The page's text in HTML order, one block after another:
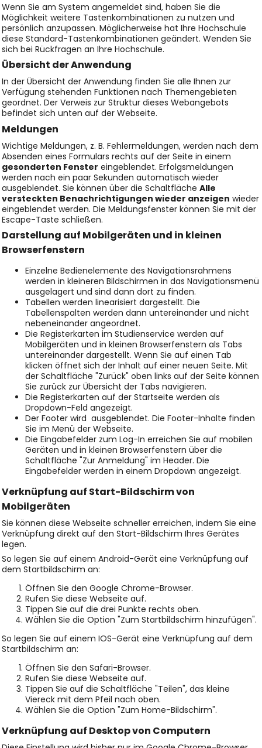
Wenn Sie am System angemeldet sind, haben Sie die
Möglichkeit weitere Tastenkombinationen zu nutzen und
persönlich anzupassen. Möglicherweise hat Ihre Hochschule
diese Standard-Tastenkombinationen geändert. Wenden Sie
sich bei Rückfragen an Ihre Hochschule.
Übersicht der Anwendung
In der Übersicht der Anwendung finden Sie alle Ihnen zur
Verfügung stehenden Funktionen nach Themengebieten
geordnet. Der Verweis zur Struktur dieses Webangebots
befindet sich unten auf der Webseite.
Meldungen
Wichtige Meldungen, z. B. Fehlermeldungen, werden nach dem
Absenden eines Formulars rechts auf der Seite in einem
gesonderten Fenster eingeblendet. Erfolgsmeldungen
werden nach ein paar Sekunden automatisch wieder
ausgeblendet. Sie können über die Schaltfläche Alle
versteckten Benachrichtigungen wieder anzeigen wieder
eingeblendet werden. Die Meldungsfenster können Sie mit der
Escape-Taste schließen.
Darstellung auf Mobilgeräten und in kleinen
Browserfenstern
Einzelne Bedienelemente des Navigationsrahmens
werden in kleineren Bildschirmen in das Navigationsmenü
ausgelagert und sind dann dort zu finden.
Tabellen werden linearisiert dargestellt. Die
Tabellenspalten werden dann untereinander und nicht
nebeneinander angeordnet.
Die Registerkarten im Studienservice werden auf
Mobilgeräten und in kleinen Browserfenstern als Tabs
untereinander dargestellt. Wenn Sie auf einen Tab
klicken öffnet sich der Inhalt auf einer neuen Seite. Mit
der Schaltfläche "Zurück" oben links auf der Seite können
Sie zurück zur Übersicht der Tabs navigieren.
Die Registerkarten auf der Startseite werden als
Dropdown-Feld angezeigt.
Der Footer wird ausgeblendet. Die Footer-Inhalte finden
Sie im Menü der Webseite.
Die Eingabefelder zum Log-In erreichen Sie auf mobilen
Geräten und in kleinen Browserfenstern über die
Schaltfläche "Zur Anmeldung" im Header. Die
Eingabefelder werden in einem Dropdown angezeigt.
Verknüpfung auf Start-Bildschirm von
Mobilgeräten
Sie können diese Webseite schneller erreichen, indem Sie eine
Verknüpfung direkt auf den Start-Bildschirm Ihres Gerätes
legen.
So legen Sie auf einem Android-Gerät eine Verknüpfung auf
dem Startbildschirm an:
Öffnen Sie den Google Chrome-Browser.
Rufen Sie diese Webseite auf.
Tippen Sie auf die drei Punkte rechts oben.
Wählen Sie die Option "Zum Startbildschirm hinzufügen".
So legen Sie auf einem IOS-Gerät eine Verknüpfung auf dem
Startbildschirm an:
Öffnen Sie den Safari-Browser.
Rufen Sie diese Webseite auf.
Tippen Sie auf die Schaltfläche "Teilen", das kleine
Viereck mit dem Pfeil nach oben.
Wählen Sie die Option "Zum Home-Bildschirm".
Verknüpfung auf Desktop von Computern